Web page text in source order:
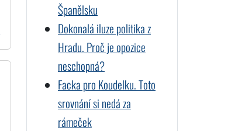
Španělsku
Dokonalá iluze politika z
Hradu. Proč je opozice
neschopná?
Facka pro Koudelku. Toto
srovnání si nedá za
rámeček